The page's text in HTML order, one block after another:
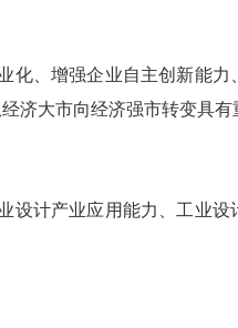
、增强企业自主创新能力
济大市向经济强市转变具有
计产业应用能力、工业设